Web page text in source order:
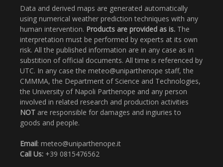
Data and derived maps are generated automatically
using numerical weather prediction techniques with any
human intervention. Products are provided as is. The
interpretation must be performed by experts at its own
risk. All the published information are in any case as in
substition of official documents. All time is referenced by
UTC. In any case the meteo@uniparthenope staff, the
CMMMA, the Department of Science and Technologies,
the University of Napoli Parthenope and any person
involved in related research and production activities
NOT are responsible for damages and ingiuries to
goods and people.
Email: meteo@uniparthenope.it
Call Us: +39 0815476562